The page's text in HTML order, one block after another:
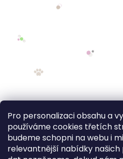
Pro personalizaci obsahu a
používáme cookies třetích
budeme schopni na webu i
relevantnější nabídky